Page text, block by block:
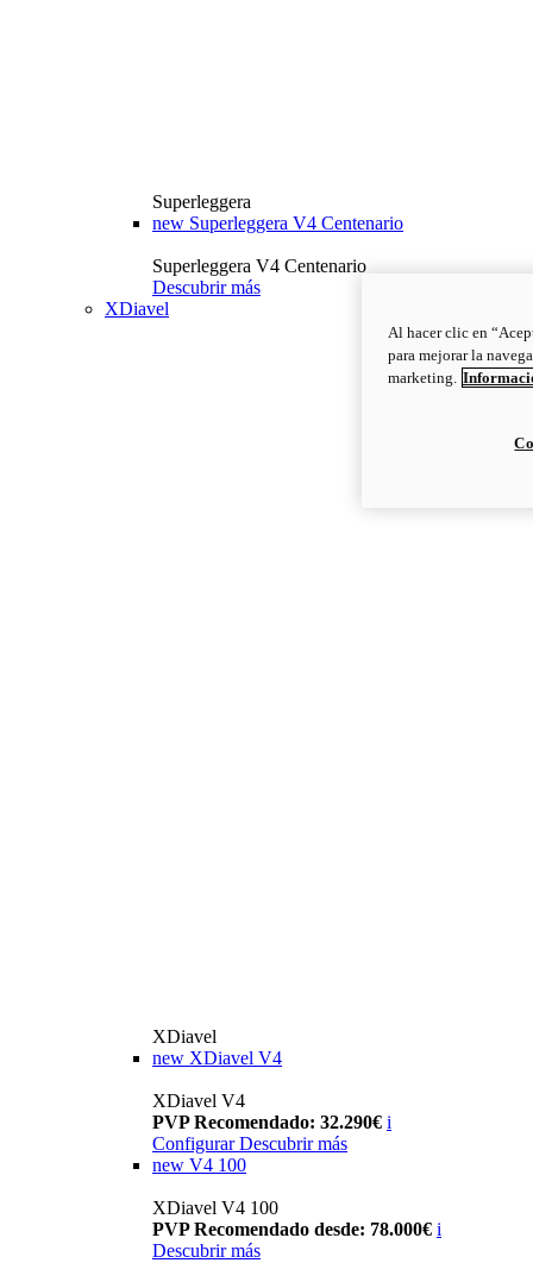
Superleggera
new Superleggera V4 Centenario
Superleggera V4 Centenario
Descubrir más
XDiavel
XDiavel
new XDiavel V4
XDiavel V4
PVP Recomendado: 32.290€ i
Configurar Descubrir más
new V4 100
XDiavel V4 100
PVP Recomendado desde: 78.000€ i
Descubrir más
Al hacer clic en
para mejorar la
marketing.